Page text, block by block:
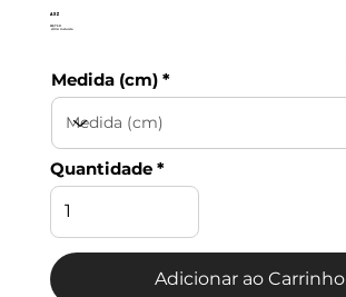
AXZ
522,75 €
c/IVA incluído
Medida (cm)
Quantidade
Adicionar ao Carrinho